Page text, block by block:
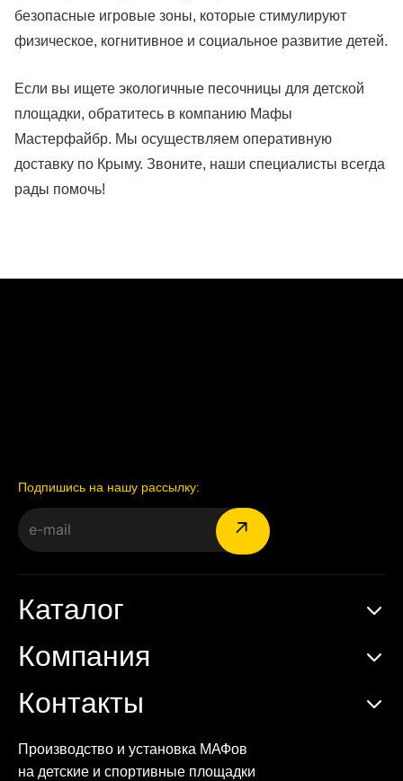
безопасные игровые зоны, которые стимулируют
физическое, когнитивное и социальное развитие детей.
Если вы ищете экологичные песочницы для детской
площадки, обратитесь в компанию Мафы
Мастерфайбр. Мы осуществляем оперативную
доставку по Крыму. Звоните, наши специалисты всегда
рады помочь!
Подпишись на нашу рассылку:
Производство и установка МАФов
на детские и спортивные площадки
Каталог
Компания
Контакты